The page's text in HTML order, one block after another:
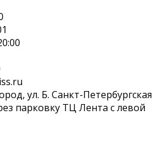
ул. Б. Санкт-Петербургская
парковку ТЦ Лента с левой